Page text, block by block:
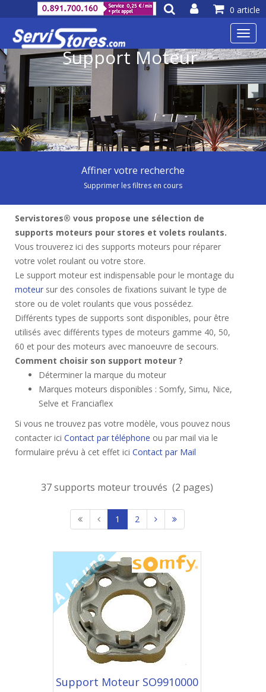
0 article
Support Moteur
Affiner votre recherche
Supprimer les filtres en cours
Servistores® vous propose une sélection de
supports moteurs pour stores et volets roulants.
Vous trouverez ici des supports moteurs pour réparer
votre volet roulant ou votre store.
Le support moteur est indispensable pour le montage du
moteur sur des consoles de fixations suivant le type de
store ou de volet roulants que vous possédez.
Différents types de supports sont disponibles, pour être
utilisés avec différents types de moteurs gamme 40, 50,
60 et pour des moteurs avec manoeuvre de secours.
Comment choisir son support moteur ?
Déterminer la marque du moteur
Marques moteurs disponibles : Somfy, Simu, Nice,
Selve et Franciaflex
Si vous ne trouvez pas votre modèle, vous pouvez nous
contacter ici Contact par téléphone ou par mail via le
formulaire prévu à cet effet ici Contact par Mail
37 supports moteur trouvés (2 pages)
1 2
Support Moteur SO9910000